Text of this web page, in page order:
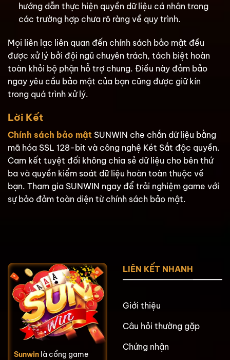
hướng dẫn thực hiện quyền dữ liệu cá nhân trong
các trường hợp chưa rõ ràng về quy trình.
Mọi liên lạc liên quan đến chính sách bảo mật đều
được xử lý bởi đội ngũ chuyên trách, tách biệt hoàn
toàn khỏi bộ phận hỗ trợ chung. Điều này đảm bảo
ngay yêu cầu bảo mật của bạn cũng được giữ kín
trong quá trình xử lý.
Lời Kết
Chính sách bảo mật SUNWIN che chắn dữ liệu bằng
mã hóa SSL 128-bit và công nghệ Két Sắt độc quyền.
Cam kết tuyệt đối không chia sẻ dữ liệu cho bên thứ
ba và quyền kiểm soát dữ liệu hoàn toàn thuộc về
bạn. Tham gia SUNWIN ngay để trải nghiệm game với
sự bảo đảm toàn diện từ chính sách bảo mật.
Sunwin là cổng game
LIÊN KẾT NHANH
Giới thiệu
Câu hỏi thường gặp
Chứng nhận